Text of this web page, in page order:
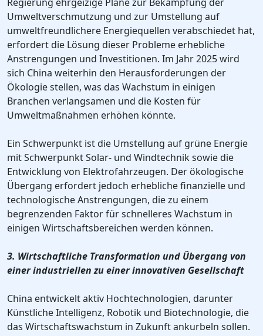
Umweltverschmutzung und zur Umstellung auf
umweltfreundlichere Energiequellen verabschiedet hat,
erfordert die Lösung dieser Probleme erhebliche
Anstrengungen und Investitionen. Im Jahr 2025 wird
sich China weiterhin den Herausforderungen der
Ökologie stellen, was das Wachstum in einigen
Branchen verlangsamen und die Kosten für
Umweltmaßnahmen erhöhen könnte.
Ein Schwerpunkt ist die Umstellung auf grüne Energie
mit Schwerpunkt Solar- und Windtechnik sowie die
Entwicklung von Elektrofahrzeugen. Der ökologische
Übergang erfordert jedoch erhebliche finanzielle und
technologische Anstrengungen, die zu einem
begrenzenden Faktor für schnelleres Wachstum in
einigen Wirtschaftsbereichen werden können.
3. Wirtschaftliche Transformation und Übergang von
einer industriellen zu einer innovativen Gesellschaft
China entwickelt aktiv Hochtechnologien, darunter
Künstliche Intelligenz, Robotik und Biotechnologie, die
das Wirtschaftswachstum in Zukunft ankurbeln sollen.